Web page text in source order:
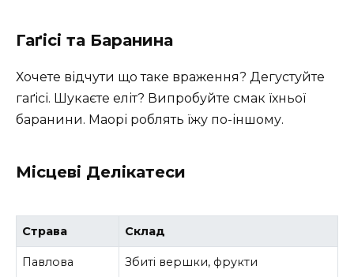
Гаґісі та Баранина
Хочете відчути що таке враження? Дегустуйте
гаґісі. Шукаєте еліт? Випробуйте смак їхньої
баранини. Маорі роблять їжу по-іншому.
Місцеві Делікатеси
Страва Склад
Павлова Збиті вершки, фрукти